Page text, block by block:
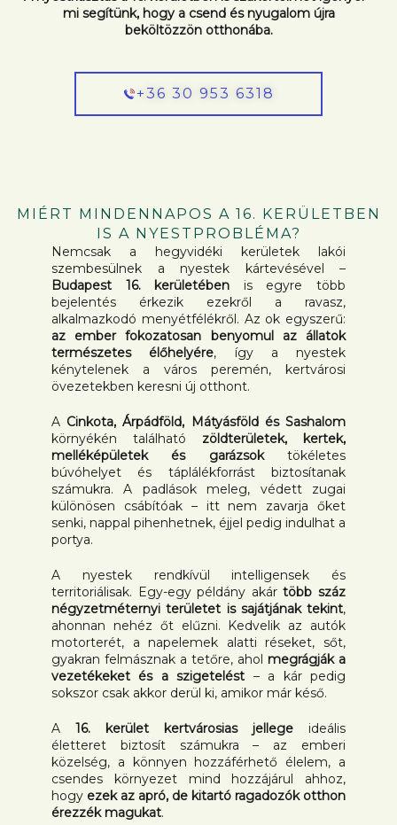
mi segítünk, hogy a csend és nyugalom újra
beköltözzön otthonába.
+36 30 953 6318
MIÉRT MINDENNAPOS A 16. KERÜLETBEN
IS A NYESTPROBLÉMA?
Nemcsak a hegyvidéki kerületek lakói
szembesülnek a nyestek kártevésével –
Budapest 16. kerületében is egyre több
bejelentés érkezik ezekről a ravasz,
alkalmazkodó menyétfélékről. Az ok egyszerű:
az ember fokozatosan benyomul az állatok
természetes élőhelyére, így a nyestek
kénytelenek a város peremén, kertvárosi
övezetekben keresni új otthont.
A Cinkota, Árpádföld, Mátyásföld és Sashalom
környékén található zöldterületek, kertek,
melléképületek és garázsoktökéletes
búvóhelyet és táplálékforrást biztosítanak
számukra. A padlások meleg, védett zugai
különösen csábítóak – itt nem zavarja őket
senki, nappal pihenhetnek, éjjel pedig indulhat a
portya.
A nyestek rendkívül intelligensek és
territoriálisak. Egy-egy példány akártöbb száz
négyzetméternyi területet is sajátjának tekint,
ahonnan nehéz őt elűzni. Kedvelik az autók
motorterét, a napelemek alatti réseket, sőt,
gyakran felmásznak a tetőre, ahol megrágják a
vezetékeket és a szigetelést – a kár pedig
sokszor csak akkor derül ki, amikor már késő.
A 16. kerület kertvárosias jellege ideális
életteret biztosít számukra – az emberi
közelség, a könnyen hozzáférhető élelem, a
csendes környezet mind hozzájárul ahhoz,
hogy ezek az apró, de kitartó ragadozók otthon
érezzék magukat.